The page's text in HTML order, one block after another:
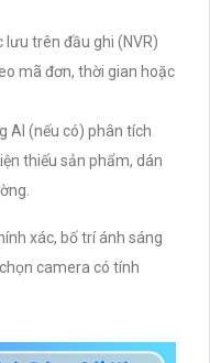
lưu trên đầu ghi (NVR)
mã đơn, thời gian hoặc
AI (nếu có) phân tích
thiếu sản phẩm, dán
xác, bố trí ánh sáng
camera có tính